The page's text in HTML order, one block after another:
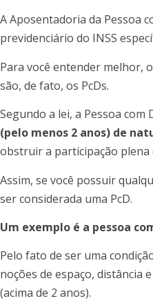
A Aposentadoria da Pessoa
previdenciário do INSS
Para você entender melhor,
são, de fato, os PcDs.
Segundo a lei, a Pessoa com
(pelo menos 2 anos) de
obstruir a participação plena
Assim, se você possuir
ser considerada uma PcD.
Um exemplo é a pessoa
Pelo fato de ser uma
noções de espaço, distância
(acima de 2 anos).